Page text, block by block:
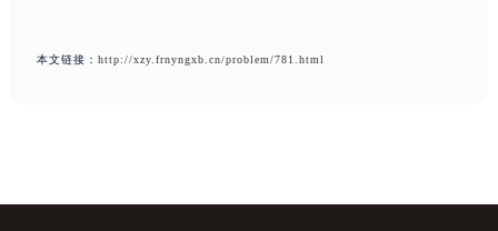
本文链接： http://xzy.frnyngxb.cn/problem/781.html